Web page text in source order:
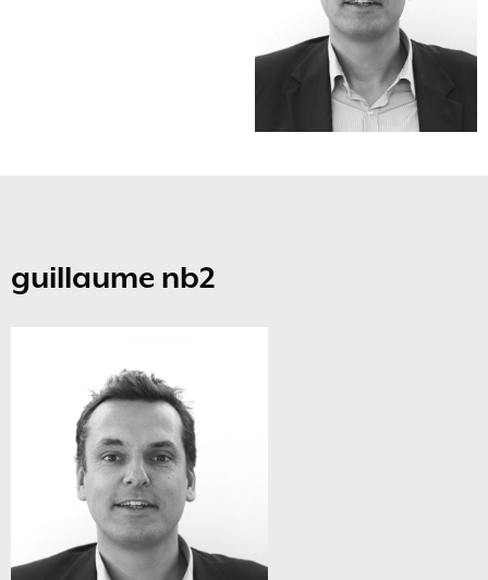
guillaume nb2